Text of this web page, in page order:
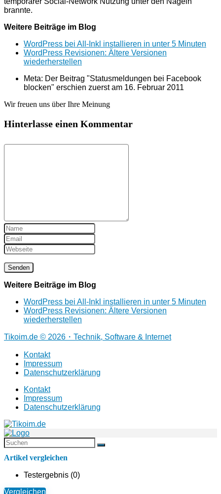
brannte.
Weitere Beiträge im Blog
WordPress bei All-Inkl installieren in unter 5 Minuten
WordPress Revisionen: Ältere Versionen
wiederherstellen
Meta: Der Beitrag "Statusmeldungen bei Facebook
blocken" erschien zuerst am 16. Februar 2011
Wir freuen uns über Ihre Meinung
Hinterlasse einen Kommentar
Weitere Beiträge im Blog
WordPress bei All-Inkl installieren in unter 5 Minuten
WordPress Revisionen: Ältere Versionen
wiederherstellen
Tikoim.de © 2026・Technik, Software & Internet
Kontakt
Impressum
Datenschutzerklärung
Kontakt
Impressum
Datenschutzerklärung
Artikel vergleichen
Testergebnis (0)
Vergleichen